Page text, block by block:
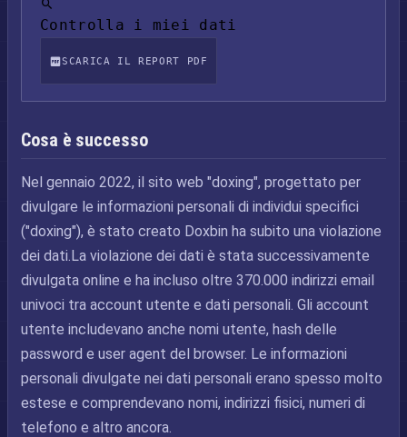
Controlla i miei dati
SCARICA IL REPORT PDF
Cosa è successo
Nel gennaio 2022, il sito web "doxing", progettato per
divulgare le informazioni personali di individui specifici
("doxing"), è stato creato Doxbin ha subito una violazione
dei dati.La violazione dei dati è stata successivamente
divulgata online e ha incluso oltre 370.000 indirizzi email
univoci tra account utente e dati personali. Gli account
utente includevano anche nomi utente, hash delle
password e user agent del browser. Le informazioni
personali divulgate nei dati personali erano spesso molto
estese e comprendevano nomi, indirizzi fisici, numeri di
telefono e altro ancora.